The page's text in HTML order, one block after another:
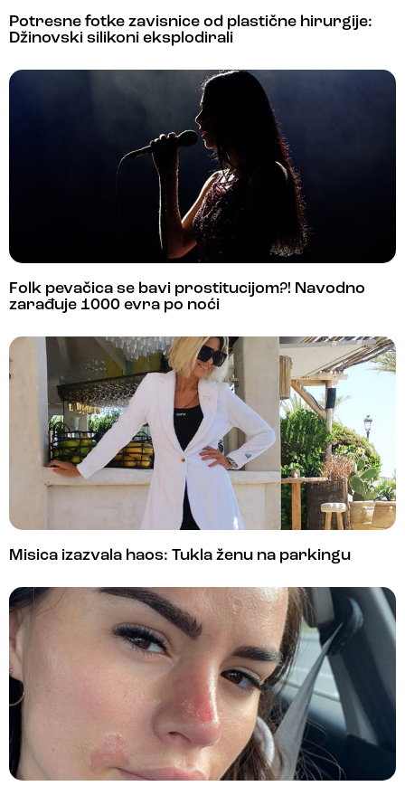
Potresne fotke zavisnice od plastične hirurgije:
Džinovski silikoni eksplodirali
Folk pevačica se bavi prostitucijom?! Navodno
zarađuje 1000 evra po noći
Misica izazvala haos: Tukla ženu na parkingu